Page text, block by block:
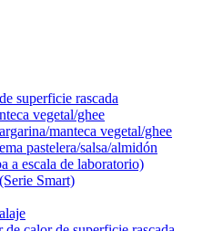
superficie rascada
vegetal/ghee
manteca vegetal/ghee
pastelera/salsa/almidón
a escala de laboratorio)
Smart)